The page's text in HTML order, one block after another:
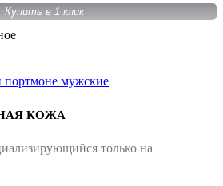
Купить в 1 клик
портмоне мужские
КОЖА
только на